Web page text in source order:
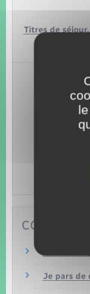
Titres de
Je pars de